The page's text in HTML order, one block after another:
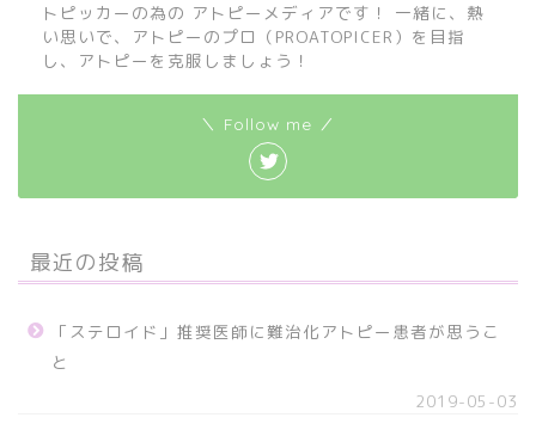
トピッカーの為の アトピーメディアです！ 一緒に、熱
い思いで、アトピーのプロ（PROATOPICER）を目指
し、アトピーを克服しましょう！
＼ Follow me ／
最近の投稿
「ステロイド」推奨医師に難治化アトピー患者が思うこ
と
2019-05-03